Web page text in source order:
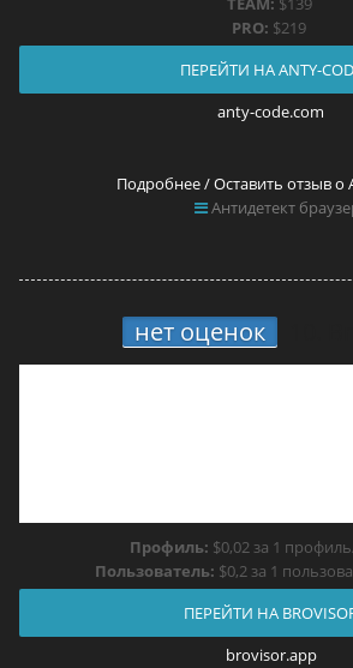
PRO: $219
ПЕРЕЙТИ НА ANTY-
anty-code.com
Подробнее / Оставить отзыв о
Антидетект
нет оценок
Профиль: $0,02 за 1
Пользователь: $0,2 за 1
ПЕРЕЙТИ НА
brovisor.app